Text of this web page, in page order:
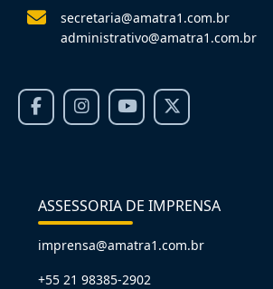
secretaria@amatra1.com.br
administrativo@amatra1.com.br
ASSESSORIA DE IMPRENSA
imprensa@amatra1.com.br
+55 21 98385-2902